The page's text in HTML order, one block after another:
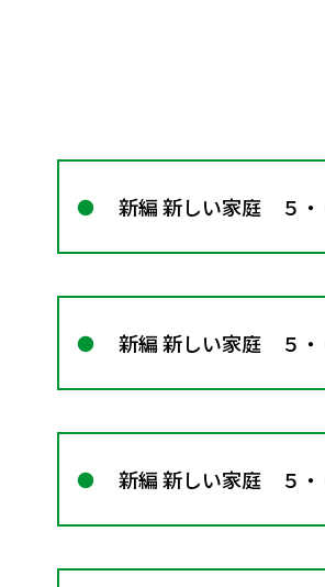
新編 新しい家庭 ５・
新編 新しい家庭 ５・
新編 新しい家庭 ５・